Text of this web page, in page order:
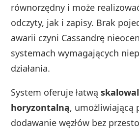
równorzędny i może
odczyty, jak i zapisy. Brak
awarii czyni Cassandrę
systemach wymagających
działania.
System oferuje łatwą
horyzontalną, umożliwiającą
dodawanie węzłów bez